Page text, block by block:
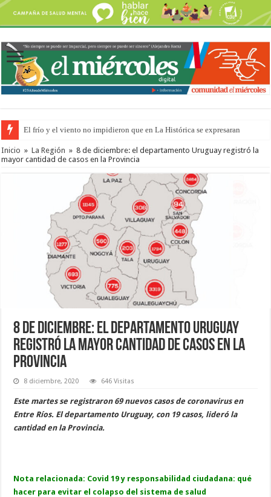
El frío y el viento no impidieron que en La Histórica se expresaran
Inicio » La Región » 8 de diciembre: el departamento Uruguay registró la
mayor cantidad de casos en la Provincia
8 de diciembre: el departamento Uruguay
registró la mayor cantidad de casos en la
Provincia
8 diciembre, 2020 646 Visitas
Este martes se registraron 69 nuevos casos de coronavirus en
Entre Ríos. El departamento Uruguay, con 19 casos, lideró la
cantidad en la Provincia.
Nota relacionada: Covid 19 y responsabilidad ciudadana: qué
hacer para evitar el colapso del sistema de salud